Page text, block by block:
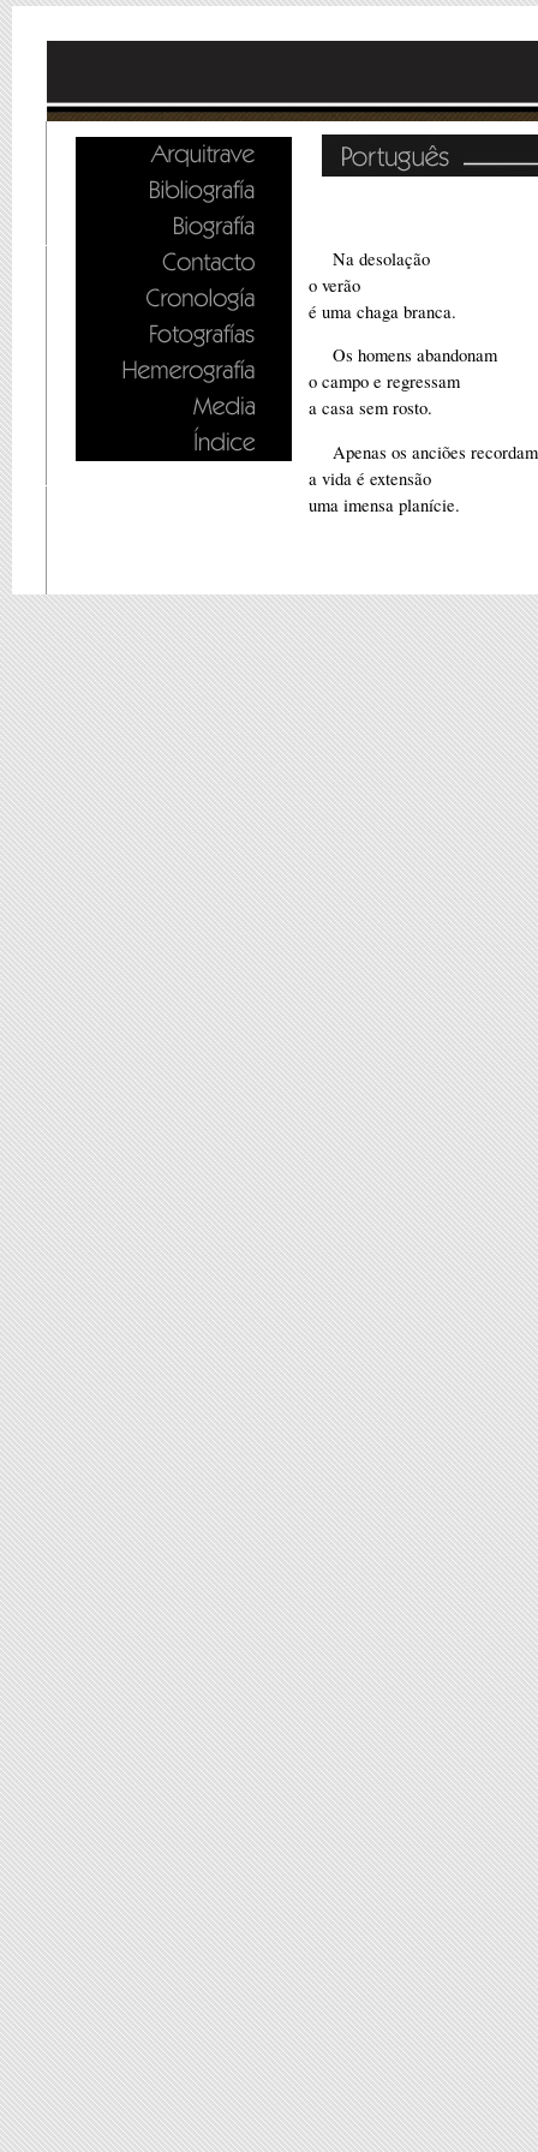
Na desolação
o verão
é uma chaga branca.
Os homens abandonam
o campo e regressam
a casa sem rosto.
Apenas os anciões
a vida é extensão
uma imensa planície.